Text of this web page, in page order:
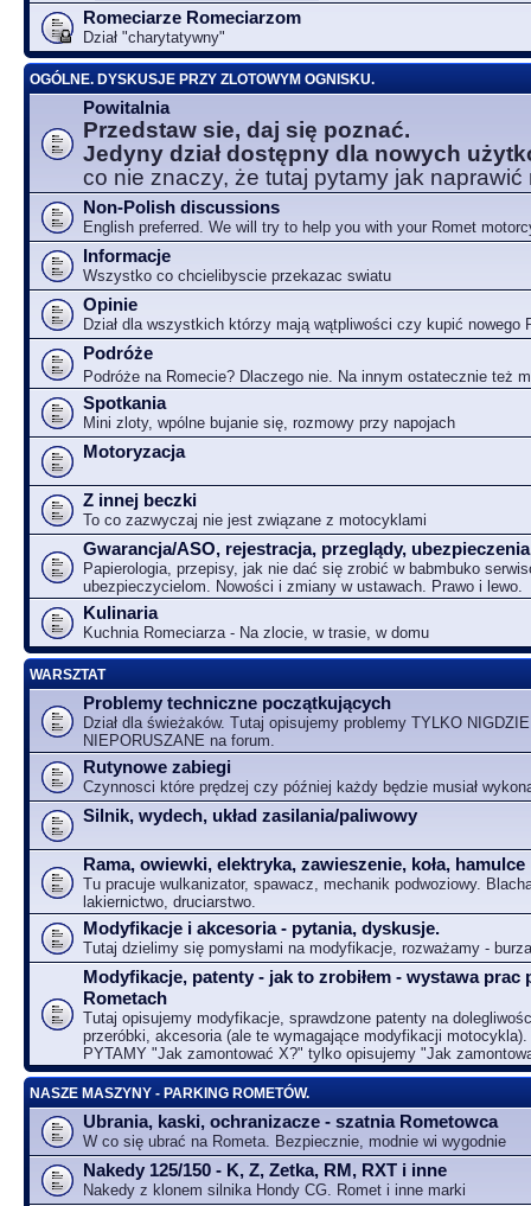
Romeciarze Romeciarzom
Dział "charytatywny"
OGÓLNE. DYSKUSJE PRZY ZLOTOWYM OGNISKU.
Powitalnia
Przedstaw sie, daj się poznać.
Jedyny dział dostępny dla nowych
co nie znaczy, że tutaj pytamy jak naprawić
Non-Polish discussions
English preferred. We will try to help you with your Romet
Informacje
Wszystko co chcielibyscie przekazac swiatu
Opinie
Dział dla wszystkich którzy mają wątpliwości czy kupić nowego
Podróże
Podróże na Romecie? Dlaczego nie. Na innym ostatecznie też
Spotkania
Mini zloty, wpólne bujanie się, rozmowy przy napojach
Motoryzacja
Z innej beczki
To co zazwyczaj nie jest związane z motocyklami
Gwarancja/ASO, rejestracja, przeglądy,
Papierologia, przepisy, jak nie dać się zrobić w babmbuko
ubezpieczycielom. Nowości i zmiany w ustawach. Prawo i lewo.
Kulinaria
Kuchnia Romeciarza - Na zlocie, w trasie, w domu
WARSZTAT
Problemy techniczne początkujących
Dział dla świeżaków. Tutaj opisujemy problemy TYLKO NIGDZIE
NIEPORUSZANE na forum.
Rutynowe zabiegi
Czynnosci które prędzej czy później każdy będzie musiał
Silnik, wydech, układ zasilania/paliwowy
Rama, owiewki, elektryka, zawieszenie, koła, hamulce
Tu pracuje wulkanizator, spawacz, mechanik podwoziowy.
lakiernictwo, druciarstwo.
Modyfikacje i akcesoria - pytania, dyskusje.
Tutaj dzielimy się pomysłami na modyfikacje, rozważamy -
Modyfikacje, patenty - jak to zrobiłem - wystawa prac
Rometach
Tutaj opisujemy modyfikacje, sprawdzone patenty na
przeróbki, akcesoria (ale te wymagające modyfikacji
PYTAMY "Jak zamontować X?" tylko opisujemy "Jak
NASZE MASZYNY - PARKING ROMETÓW.
Ubrania, kaski, ochranizacze - szatnia Rometowca
W co się ubrać na Rometa. Bezpiecznie, modnie wi wygodnie
Nakedy 125/150 - K, Z, Zetka, RM, RXT i inne
Nakedy z klonem silnika Hondy CG. Romet i inne marki